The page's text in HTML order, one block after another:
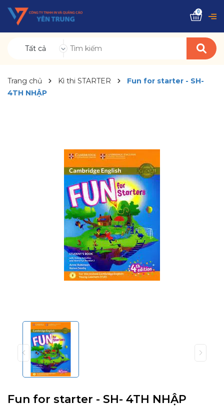
Tất cả
0
Trang chủ Kì thi STARTER
Fun for starter - SH-
4TH NHẬP
Fun for starter - SH- 4TH NHẬP